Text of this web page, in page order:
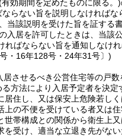
有効期間を定めたものに限る。)
らない旨を説明しなければな
当該説明を受けた旨を証する
入居を許可したときは、当該
ばならない旨を通知しなけれ
・16年128号・24年31号〕)
させるべき公営住宅等の戸
方法により入居予定者を決定
居住し、又は保安上危険若し
上の不便を受けている者又は
世帯構成との関係から衛生上
を受け、適当な立退き先がな